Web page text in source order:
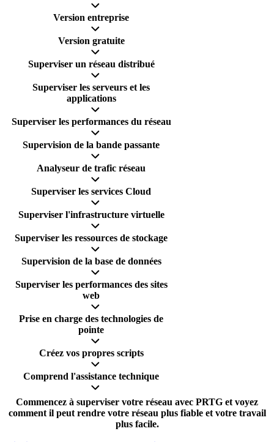
Version entreprise
Version gratuite
Superviser un réseau distribué
Superviser les serveurs et les
applications
Superviser les performances du réseau
Supervision de la bande passante
Analyseur de trafic réseau
Superviser les services Cloud
Superviser l'infrastructure virtuelle
Superviser les ressources de stockage
Supervision de la base de données
Superviser les performances des sites
web
Prise en charge des technologies de
pointe
Créez vos propres scripts
Comprend l'assistance technique
Commencez à superviser votre réseau avec PRTG et voyez
comment il peut rendre votre réseau plus fiable et votre travail
plus facile.